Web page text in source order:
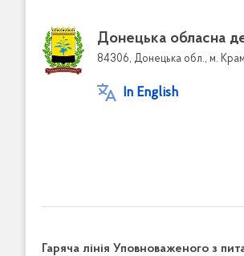
Донецька обласна
84306, Донецька обл., м.
In English
Гаряча лінія Уповноваженого з